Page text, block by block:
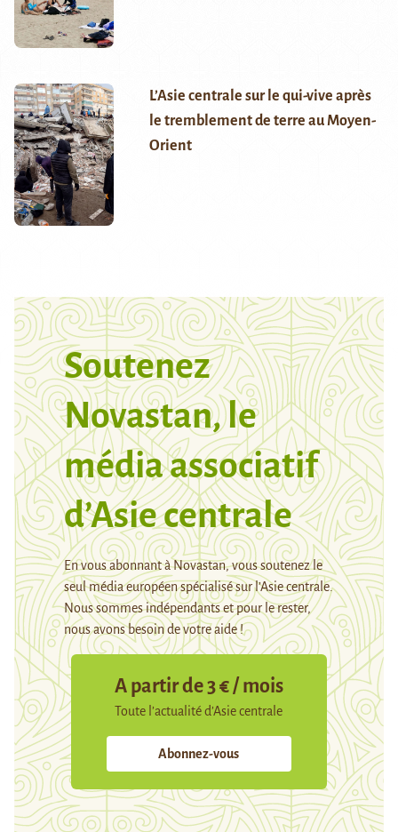
L’Asie centrale sur le qui-vive après
le tremblement de terre au Moyen-
Orient
Soutenez
Novastan, le
média associatif
d’Asie centrale
En vous abonnant à Novastan, vous soutenez le
seul média européen spécialisé sur l’Asie centrale.
Nous sommes indépendants et pour le rester,
nous avons besoin de votre aide !
A partir de 3 € / mois
Toute l’actualité d’Asie centrale
Abonnez-vous